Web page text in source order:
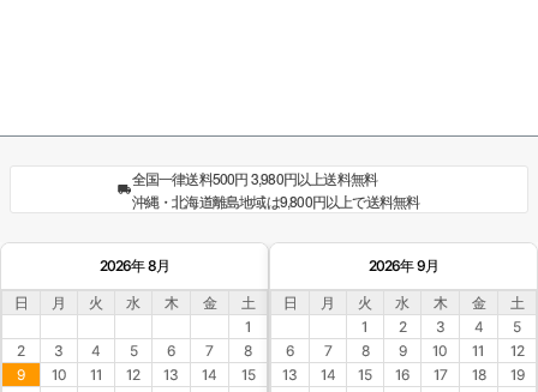
全国一律送料500円 3,980円以上送料無料
沖縄・北海道離島地域は9,800円以上で送料無料
2026年 8月
日 月 火 水 木 金
土
1
2
3 4 5 6 7
8
9
10 11 12 13 14
15
2026年 9月
日 月 火 水 木 金
土
1
2 3 4
5
6
7 8 9 10 11
12
13
14 15 16 17 18
19